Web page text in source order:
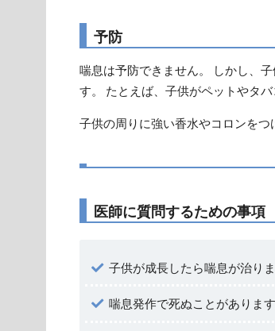
予防
喘息は予防できません。 しかし、
す。 たとえば、子供がペットやタ
子供の周りに強い香水やコロンをつ
医師に質問するための事項
子供が成長したら喘息が治り
喘息発作で死ぬことがありま